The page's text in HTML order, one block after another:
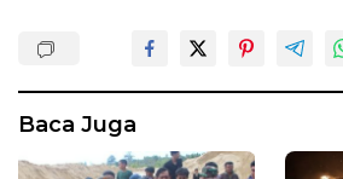
Baca Juga